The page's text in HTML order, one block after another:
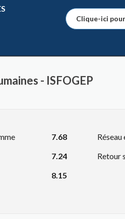
Clique-ici
- ISFOGEP
7.68
7.24
8.15
Retour